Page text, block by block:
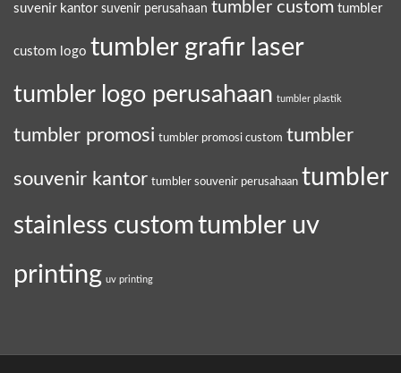
suvenir kantor suvenir perusahaan tumbler custom tumbler
custom logo tumbler grafir laser
tumbler logo perusahaan tumbler plastik
tumbler promosi tumbler promosi custom tumbler
souvenir kantor tumbler souvenir perusahaan tumbler
stainless customtumbler uv
printing uv printing